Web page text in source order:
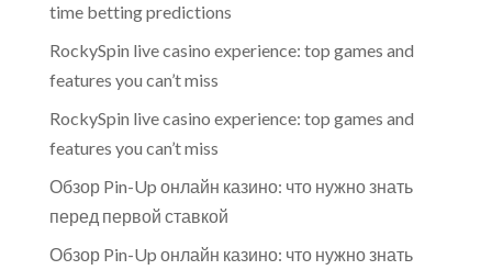
time betting predictions
RockySpin live casino experience: top games and
features you can’t miss
RockySpin live casino experience: top games and
features you can’t miss
Обзор Pin-Up онлайн казино: что нужно знать
перед первой ставкой
Обзор Pin-Up онлайн казино: что нужно знать